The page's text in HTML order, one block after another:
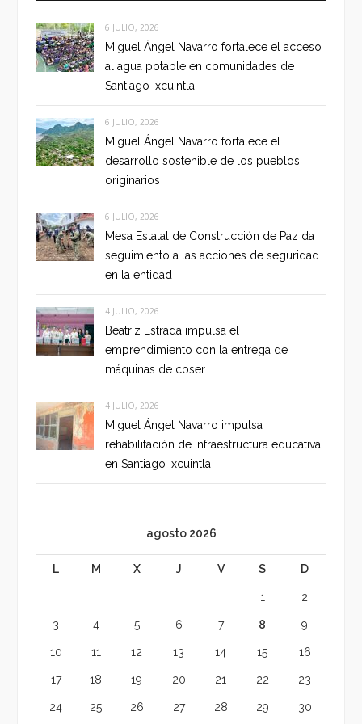
6 JULIO, 2026
Miguel Ángel Navarro fortalece el acceso
al agua potable en comunidades de
Santiago Ixcuintla
6 JULIO, 2026
Miguel Ángel Navarro fortalece el
desarrollo sostenible de los pueblos
originarios
6 JULIO, 2026
Mesa Estatal de Construcción de Paz da
seguimiento a las acciones de seguridad
en la entidad
4 JULIO, 2026
Beatriz Estrada impulsa el
emprendimiento con la entrega de
máquinas de coser
4 JULIO, 2026
Miguel Ángel Navarro impulsa
rehabilitación de infraestructura educativa
en Santiago Ixcuintla
agosto 2026
L M X J V S D
1 2
3 4 5 6 7 8 9
10 11 12 13 14 15 16
17 18 19 20 21 22 23
24 25 26 27 28 29 30